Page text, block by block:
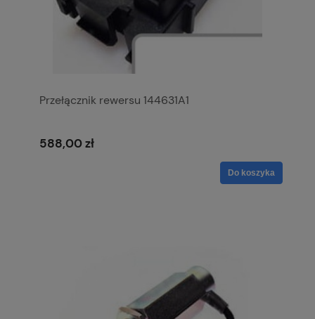
Przełącznik rewersu 144631A1
588,00 zł
Do koszyka